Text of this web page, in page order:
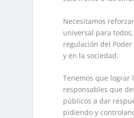
Necesitamos
universal para
regulación del
y en la sociedad.
Tenemos que lograr
responsables que
públicos a dar
pidiendo y